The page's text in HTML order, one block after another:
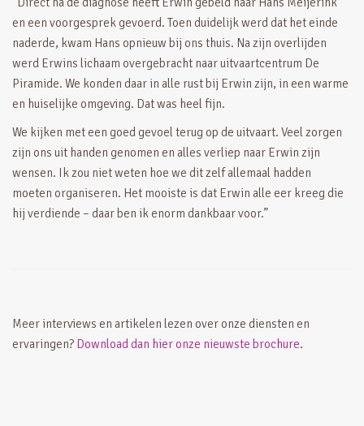
en een voorgesprek gevoerd. Toen duidelijk werd dat het einde
naderde, kwam Hans opnieuw bij ons thuis. Na zijn overlijden
werd Erwins lichaam overgebracht naar uitvaartcentrum De
Piramide. We konden daar in alle rust bij Erwin zijn, in een warme
en huiselijke omgeving. Dat was heel fijn.
We kijken met een goed gevoel terug op de uitvaart. Veel zorgen
zijn ons uit handen genomen en alles verliep naar Erwin zijn
wensen. Ik zou niet weten hoe we dit zelf allemaal hadden
moeten organiseren. Het mooiste is dat Erwin alle eer kreeg die
hij verdiende – daar ben ik enorm dankbaar voor.”
Meer interviews en artikelen lezen over onze diensten en
ervaringen? Download dan hier onze nieuwste brochure.